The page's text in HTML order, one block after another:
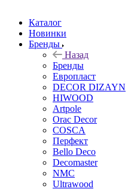
Каталог
Новинки
Бренды
Назад
Бренды
Европласт
DECOR DIZAYN
HIWOOD
Artpole
Orac Decor
COSCA
Перфект
Bello Deco
Decomaster
NMС
Ultrawood